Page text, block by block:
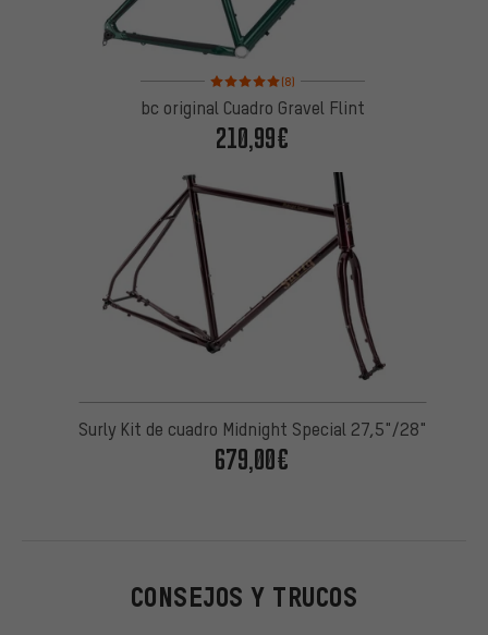
Valoración media: 5 de 5 basada en 8 reseñas
(8)
bc original Cuadro Gravel Flint
210,99€
Surly Kit de cuadro Midnight Special 27,5"/28"
679,00€
CONSEJOS Y TRUCOS